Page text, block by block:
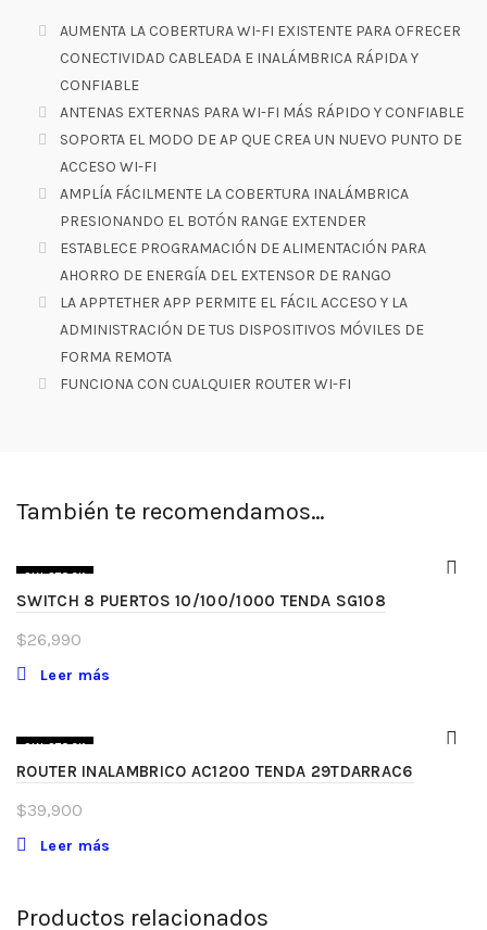
AUMENTA LA COBERTURA WI-FI EXISTENTE PARA OFRECER
CONECTIVIDAD CABLEADA E INALÁMBRICA RÁPIDA Y
CONFIABLE
ANTENAS EXTERNAS PARA WI-FI MÁS RÁPIDO Y CONFIABLE
SOPORTA EL MODO DE AP QUE CREA UN NUEVO PUNTO DE
ACCESO WI-FI
AMPLÍA FÁCILMENTE LA COBERTURA INALÁMBRICA
PRESIONANDO EL BOTÓN RANGE EXTENDER
ESTABLECE PROGRAMACIÓN DE ALIMENTACIÓN PARA
AHORRO DE ENERGÍA DEL EXTENSOR DE RANGO
LA APPTETHER APP PERMITE EL FÁCIL ACCESO Y LA
ADMINISTRACIÓN DE TUS DISPOSITIVOS MÓVILES DE
FORMA REMOTA
FUNCIONA CON CUALQUIER ROUTER WI-FI
También te recomendamos…
SIN STOCK
SWITCH 8 PUERTOS 10/100/1000 TENDA SG108
$26,990
Leer más
SIN STOCK
ROUTER INALAMBRICO AC1200 TENDA 29TDARRAC6
$39,900
Leer más
Productos relacionados